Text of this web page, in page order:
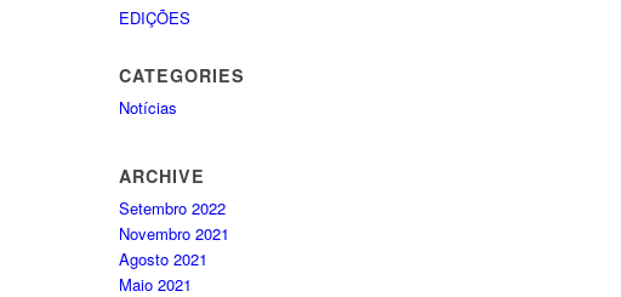
EDIÇÕES
CATEGORIES
Notícias
ARCHIVE
Setembro 2022
Novembro 2021
Agosto 2021
Maio 2021